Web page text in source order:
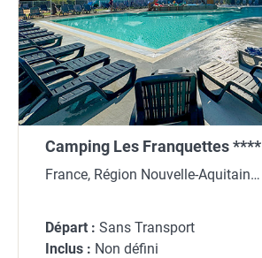
Camping Les Franquettes ****
France, Région Nouvelle-Aquitaine,
Départ : Sans Transport
Inclus : Non défini